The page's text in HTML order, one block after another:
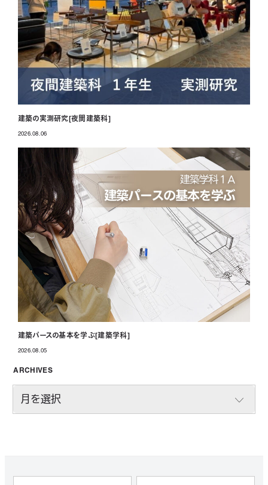
建築の実測研究[夜間建築科]
2026.08.06
建築パースの基本を学ぶ[建築学科]
2026.08.05
ARCHIVES